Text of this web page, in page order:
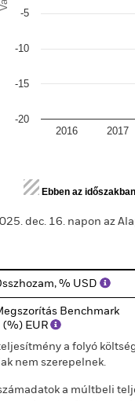
2016 2017
-20
-15
-10
-5
of interactive chart.
Ebben az
dec. 16. napon az
% USD
Benchmark
(%) EUR
a folyó
nem szerepelnek.
a múltbeli